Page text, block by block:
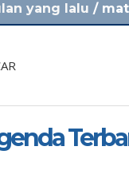
sosialisasi